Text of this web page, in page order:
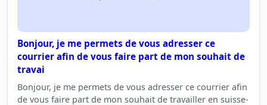
Bonjour, je me permets de vous adresser ce
courrier afin de vous faire part de mon souhait de
travai
Bonjour, je me permets de vous adresser ce courrier afin
de vous faire part de mon souhait de travailler en suisse-